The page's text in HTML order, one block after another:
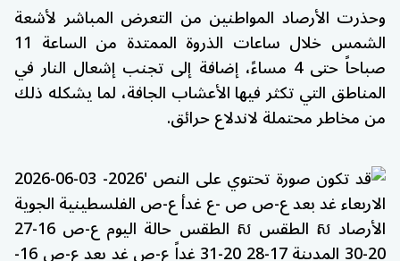
وحذرت الأرصاد المواطنين من التعرض المباشر لأشعة
الشمس خلال ساعات الذروة الممتدة من الساعة 11
صباحاً حتى 4 مساءً، إضافة إلى تجنب إشعال النار في
المناطق التي تكثر فيها الأعشاب الجافة، لما يشكله ذلك
من مخاطر محتملة لاندلاع حرائق.